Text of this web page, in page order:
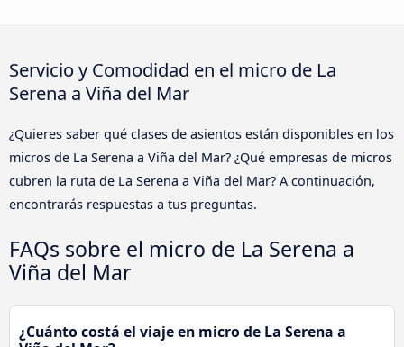
Servicio y Comodidad en el micro de La
Serena a Viña del Mar
¿Quieres saber qué clases de asientos están disponibles en los
micros de La Serena a Viña del Mar? ¿Qué empresas de micros
cubren la ruta de La Serena a Viña del Mar? A continuación,
encontrarás respuestas a tus preguntas.
FAQs sobre el micro de La Serena a
Viña del Mar
¿Cuánto costá el viaje en micro de La Serena a